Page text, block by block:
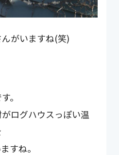
がいますね(笑)
。
ログハウスっぽい温
すね。